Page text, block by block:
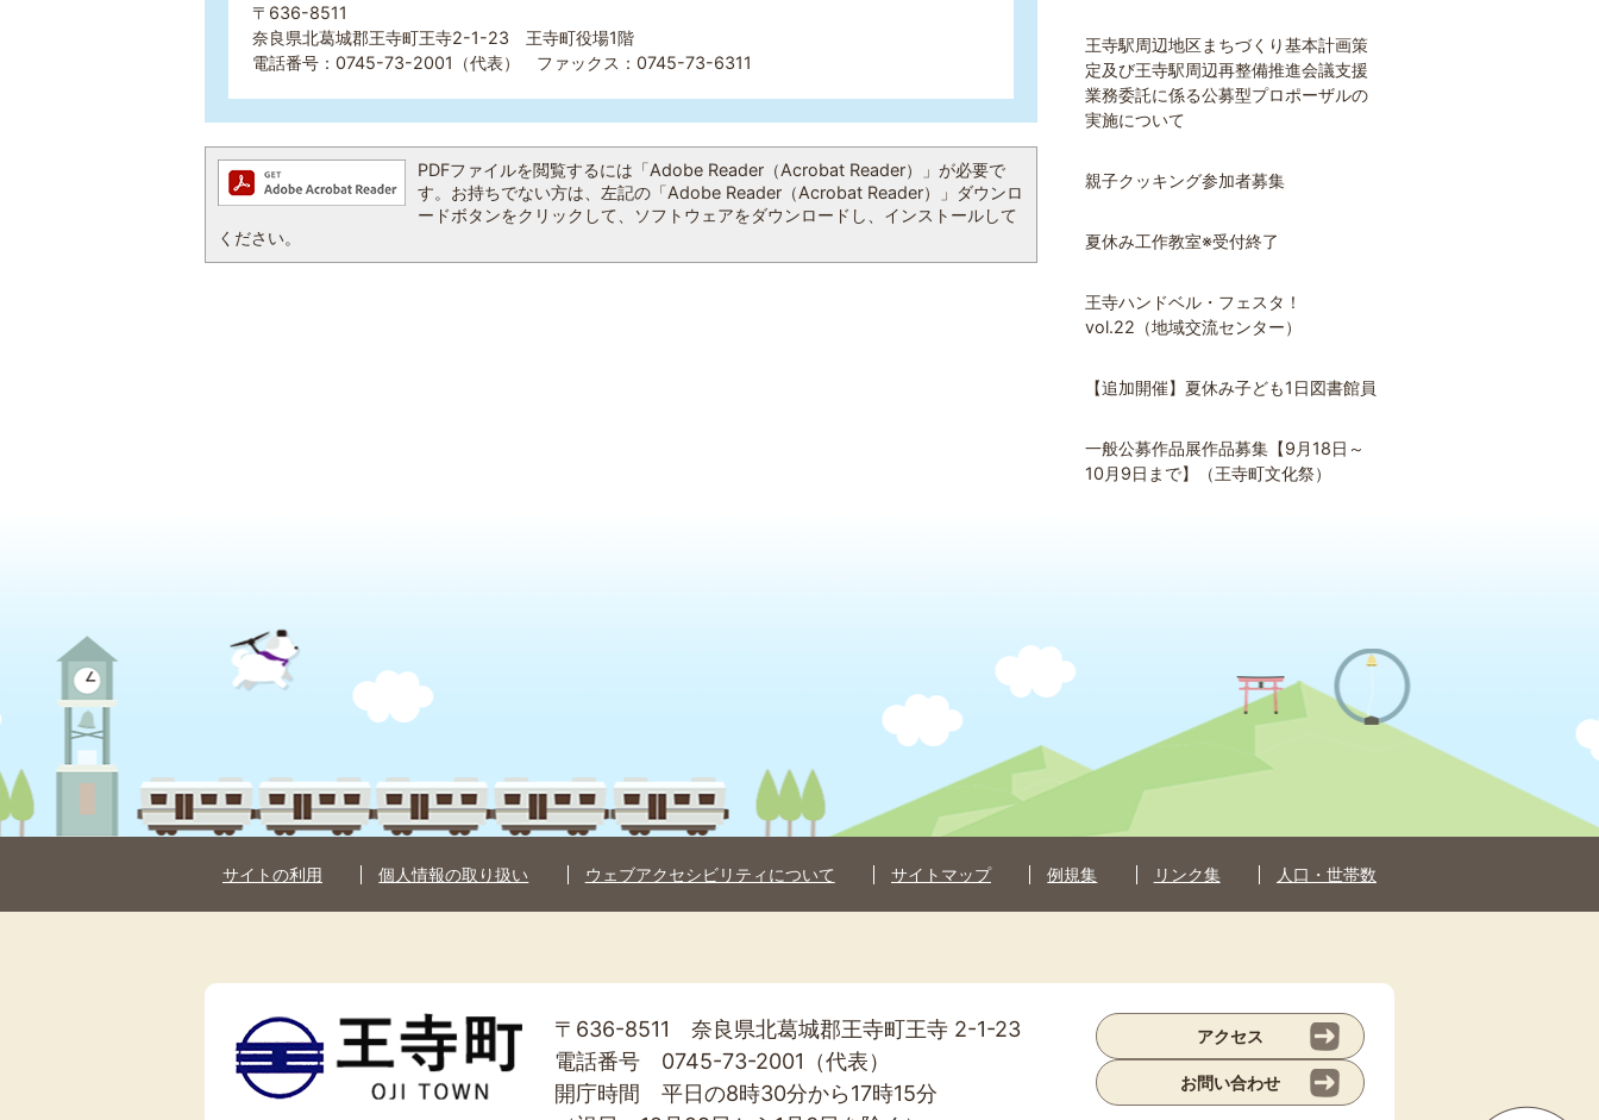
〒636-8511
奈良県北葛城郡王寺町王寺2-1-23 王寺町役場1階
電話番号：0745-73-2001（代表） ファックス：0745-73-6311
PDFファイルを閲覧するには「Adobe Reader（Acrobat Reader）」が必要で
す。お持ちでない方は、左記の「Adobe Reader（Acrobat Reader）」ダウンロ
ードボタンをクリックして、ソフトウェアをダウンロードし、インストールして
ください。
王寺駅周辺地区まちづくり基本計画策
定及び王寺駅周辺再整備推進会議支援
業務委託に係る公募型プロポーザルの
実施について
親子クッキング参加者募集
夏休み工作教室※受付終了
王寺ハンドベル・フェスタ！
vol.22（地域交流センター）
【追加開催】夏休み子ども1日図書館員
一般公募作品展作品募集【9月18日～
10月9日まで】（王寺町文化祭）
サイトの利用 個人情報の取り扱い ウェブアクセシビリティについて サイトマップ 例規集 リンク集 人口・世帯数
王
寺
町
OJI
〒636-8511 奈良県北葛城郡王寺町王寺 2-1-23
電話番号 0745-73-2001（代表）
開庁時間 平日の8時30分から17時15分
アクセス
お問い合わせ